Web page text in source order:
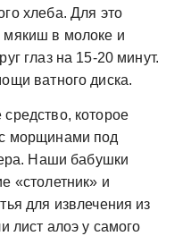
хлеба. Для это
мякиш в молоке и
глаз на 15-20 минут.
ватного диска.
которое
морщинами под
Наши бабушки
«столетник» и
для извлечения из
лист алоэ у самого